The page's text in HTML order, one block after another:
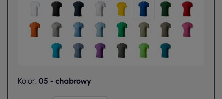
Kolor: 05 - chabrowy